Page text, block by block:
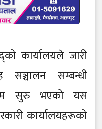
कार्यालयले जारी
सम्बन्धी
सुरु भएको यस
कार्यालयहरूको